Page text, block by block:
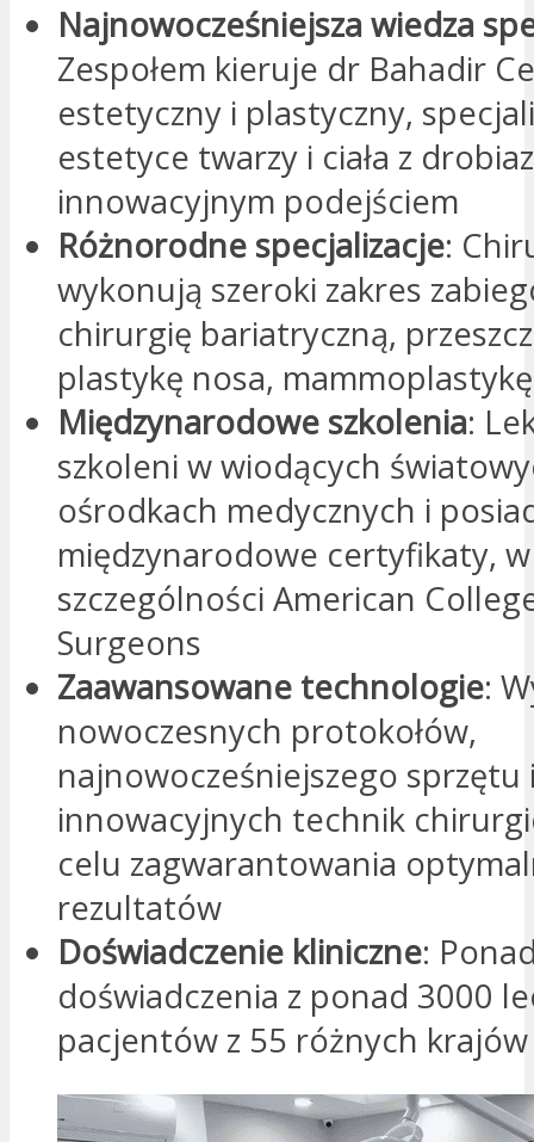
Najnowocześniejsza wiedza
Zespołem kieruje dr Bahadir
estetyczny i plastyczny,
estetyce twarzy i ciała z
innowacyjnym podejściem
Różnorodne specjalizacje:
wykonują szeroki zakres
chirurgię bariatryczną,
plastykę nosa,
Międzynarodowe szkolenia:
szkoleni w wiodących
ośrodkach medycznych i
międzynarodowe certyfikaty, w
szczególności American
Surgeons
Zaawansowane technologie:
nowoczesnych protokołów,
najnowocześniejszego sprzętu
innowacyjnych technik
celu zagwarantowania
rezultatów
Doświadczenie kliniczne:
doświadczenia z ponad 3000
pacjentów z 55 różnych krajów